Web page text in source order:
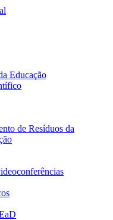
Educação
de Resíduos da